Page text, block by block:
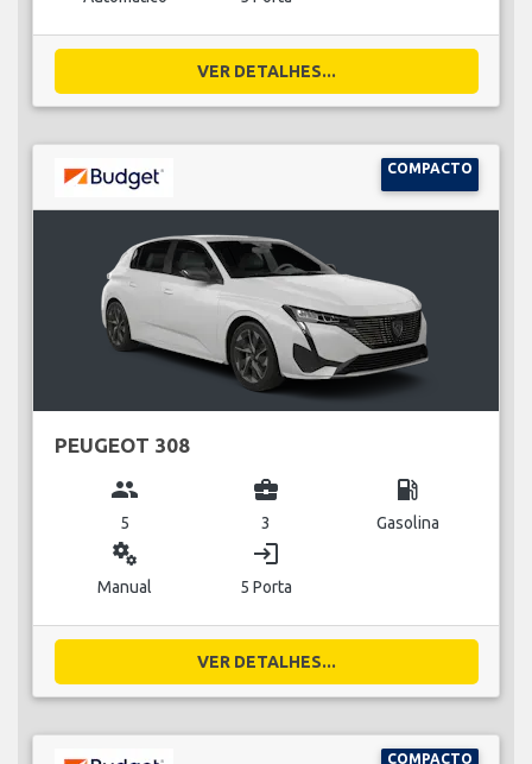
VER DETALHES...
COMPACTO
PEUGEOT 308
group
5
business_center
3
local_gas_station
Gasolina
miscellaneous_services
Manual
login
5 Porta
VER DETALHES...
COMPACTO